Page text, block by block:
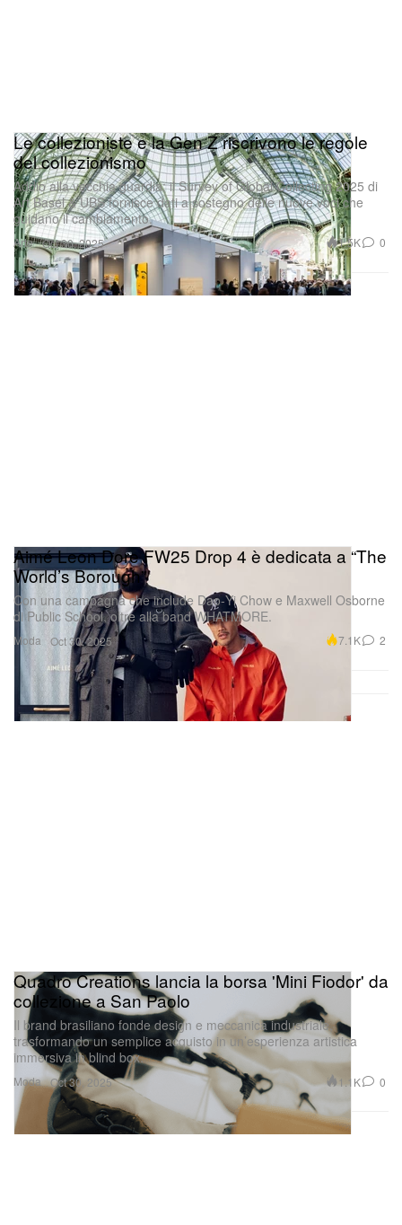
Arte
Le collezioniste e la Gen Z riscrivono le regole
del collezionismo
Addio alla vecchia guardia: il Survey of Global Collecting 2025 di
Art Basel & UBS fornisce dati a sostegno delle nuove voci che
guidano il cambiamento.
Oct 30, 2025 1.5K 0
Moda
Aimé Leon Dore FW25 Drop 4 è dedicata a “The
World’s Borough”
Con una campagna che include Dao‑Yi Chow e Maxwell Osborne
di Public School, oltre alla band WHATMORE.
Oct 30, 2025 7.1K 2
Moda
Quadro Creations lancia la borsa 'Mini Fiodor' da
collezione a San Paolo
Il brand brasiliano fonde design e meccanica industriale,
trasformando un semplice acquisto in un’esperienza artistica
immersiva in blind box.
Oct 30, 2025 1.1K 0